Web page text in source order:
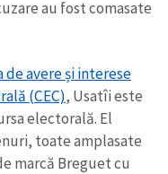
au fost comasate
de avere și interese
(CEC), Usatîi este
electorală. El
toate amplasate
marcă Breguet cu